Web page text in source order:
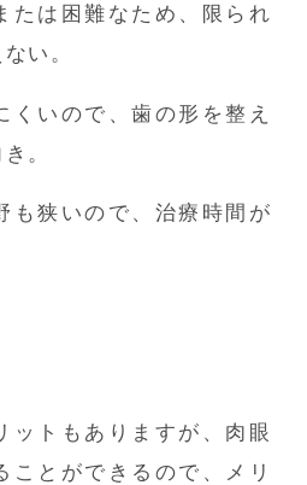
たは困難なため、限られ
い。
くいので、歯の形を整え
。
も狭いので、治療時間が
ットもありますが、肉眼
ことができるので、メリ